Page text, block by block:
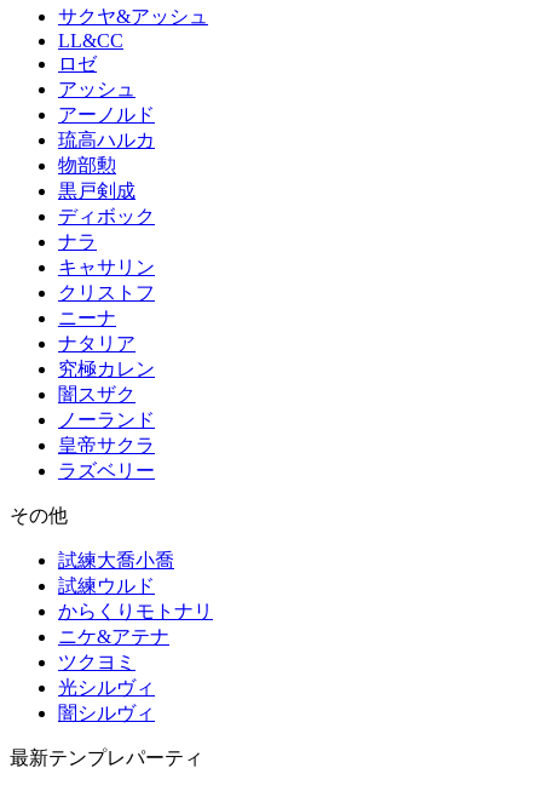
サクヤ&アッシュ
LL&CC
ロゼ
アッシュ
アーノルド
琉高ハルカ
物部勲
黒戸剣成
ディボック
ナラ
キャサリン
クリストフ
ニーナ
ナタリア
究極カレン
闇スザク
ノーランド
皇帝サクラ
ラズベリー
その他
試練大喬小喬
試練ウルド
からくりモトナリ
ニケ&アテナ
ツクヨミ
光シルヴィ
闇シルヴィ
最新テンプレパーティ